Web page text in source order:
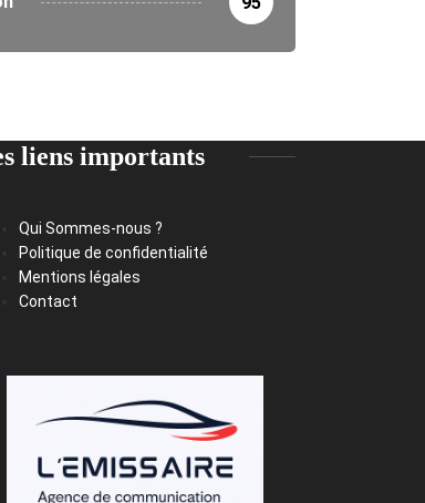
liens importants
Qui Sommes-nous ?
Politique de confidentialité
Mentions légales
Contact